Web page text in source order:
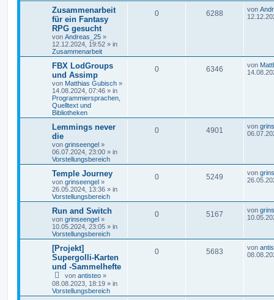
Zusammenarbeit
für ein Fantasy
RPG gesucht
von Andreas_25 »
12.12.2024, 19:52 » in
Zusammenarbeit
0 6288 von
FBX LodGroups
und Assimp
von Matthias Gubisch »
14.08.2024, 07:46 » in
Programmiersprachen,
Quelltext und
Bibliotheken
0 6346 von
Lemmings never
die
von grinseengel »
06.07.2024, 23:00 » in
Vorstellungsbereich
0 4901 von
Temple Journey
von grinseengel »
26.05.2024, 13:36 » in
Vorstellungsbereich
0 5249 von
Run and Switch
von grinseengel »
10.05.2024, 23:05 » in
Vorstellungsbereich
0 5167 von
[Projekt]
Supergolli-Karten
und -Sammelhefte
von antisteo »
08.08.2023, 18:19 » in
Vorstellungsbereich
0 5683 von